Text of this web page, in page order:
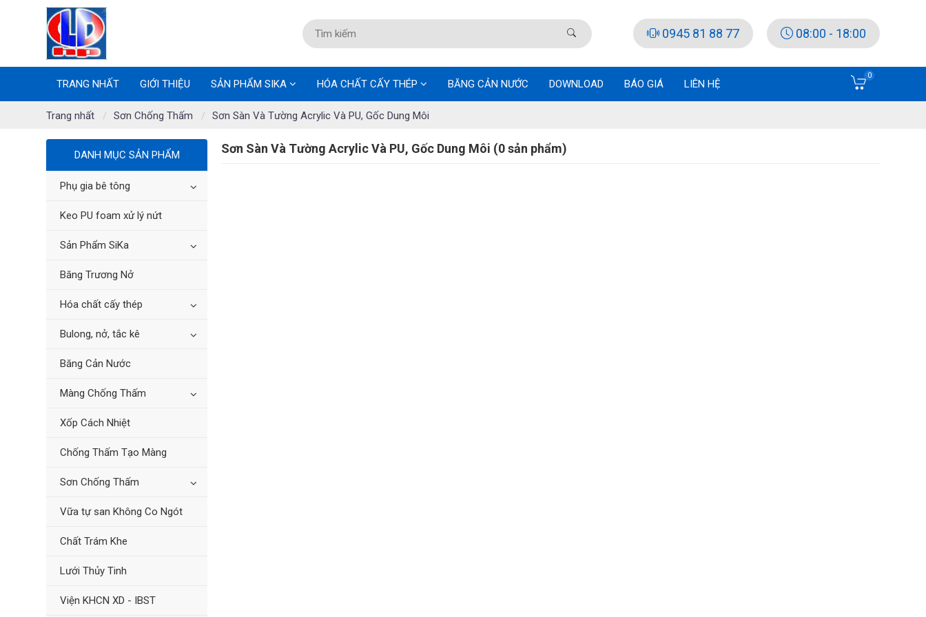
0945 81 88 77 08:00 - 18:00
TRANG NHẤT GIỚI THIỆU SẢN PHẨM SIKA HÓA CHẤT CẤY THÉP BĂNG CẢN NƯỚC DOWNLOAD BÁO GIÁ LIÊN HỆ
0
Trang nhất Sơn Chống Thấm Sơn Sàn Và Tường Acrylic Và PU, Gốc Dung Môi
Sơn Sàn Và Tường Acrylic Và PU, Gốc Dung Môi (0 sản phẩm)
DANH MỤC SẢN PHẨM
Phụ gia bê tông
Keo PU foam xử lý nứt
Sản Phẩm SiKa
Băng Trương Nở
Hóa chất cấy thép
Bulong, nở, tắc kê
Băng Cản Nước
Màng Chống Thấm
Xốp Cách Nhiệt
Chống Thấm Tạo Màng
Sơn Chống Thấm
Vữa tự san Không Co Ngót
Chất Trám Khe
Lưới Thủy Tinh
Viện KHCN XD - IBST